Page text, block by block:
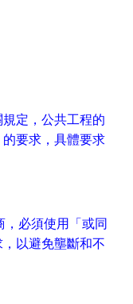
定，公共工程的
要求，具體要求
，必須使用「或同
以避免壟斷和不